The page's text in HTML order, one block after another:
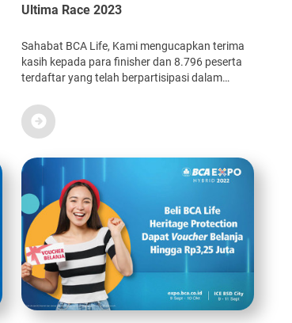
Ultima Race 2023
Sahabat BCA Life, Kami mengucapkan terima
kasih kepada para finisher dan 8.796 peserta
terdaftar yang telah berpartisipasi dalam
Race 2023 yang diselenggarakan pada 16 – 31
Juli 2023